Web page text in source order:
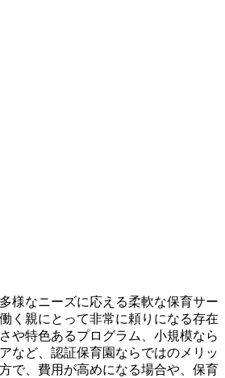
様なニーズに応える柔軟な保育サー
く親にとって非常に頼りになる存在
や特色あるプログラム、小規模なら
など、認証保育園ならではのメリッ
で、費用が高めになる場合や、保育